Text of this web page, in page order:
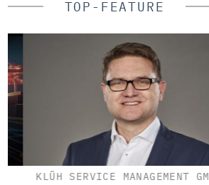
TOP-FEATURE
KLÜH SERVICE MANAGEMENT GMBH